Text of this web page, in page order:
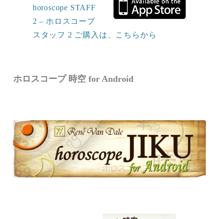
horoscope STAFF
2 – ホロスコープ
スタッフ 2 ご購入は、こちらから
ホロスコープ 時空 for Android